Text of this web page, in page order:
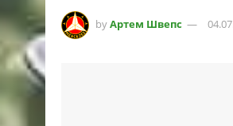
byАртем Швепс